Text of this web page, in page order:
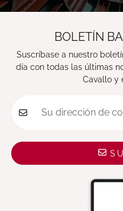
BOLETÍN
Suscríbase a nuestro
día con todas las últimas
Cavallo y
Su dirección de